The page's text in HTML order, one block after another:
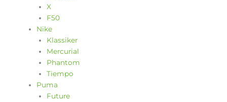
X
F50
Nike
Klassiker
Mercurial
Phantom
Tiempo
Puma
Future